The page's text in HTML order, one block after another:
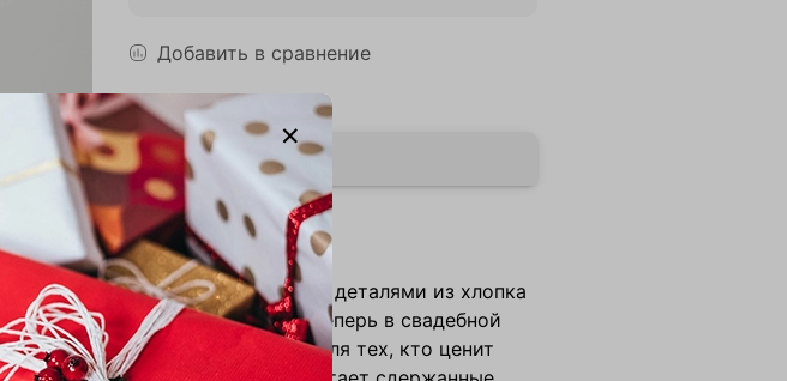
Добавить в сравнение
Выбрать
Описание
Жакет с акцентными деталями из хлопка
— наш бестселлер теперь в свадебной
коллекции. Создан для тех, кто ценит